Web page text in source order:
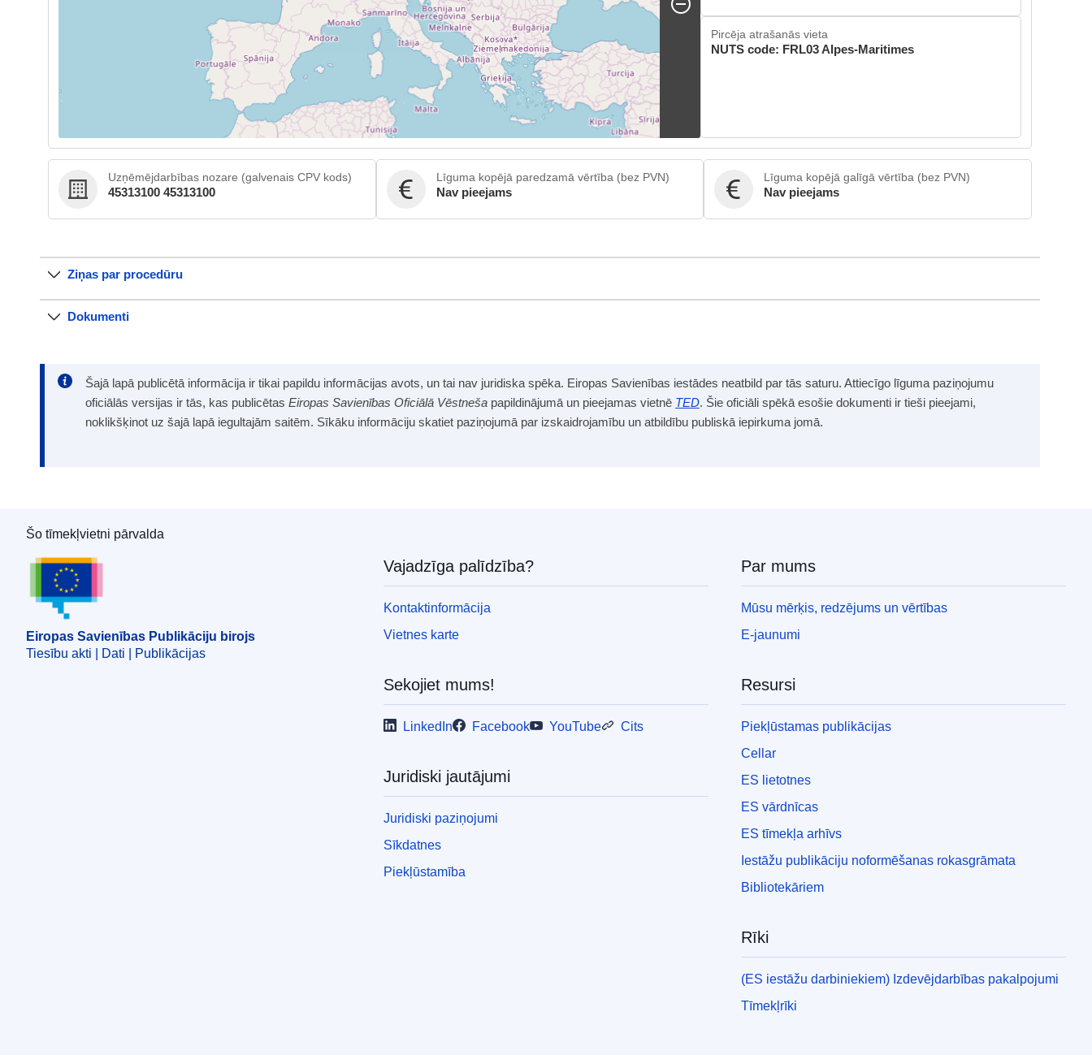
Pircēja atrašanās vieta
NUTS code: FRL03 Alpes-Maritimes
Uzņēmējdarbības nozare (galvenais CPV kods)
45313100 45313100
Līguma kopējā paredzamā vērtība (bez PVN)
Nav pieejams
Līguma kopējā galīgā vērtība (bez PVN)
Nav pieejams
Ziņas par procedūru
Dokumenti
Šajā lapā publicētā informācija ir tikai papildu informācijas avots, un tai nav juridiska spēka. Eiropas Savienības iestādes neatbild par tās saturu. Attiecīgo līguma paziņojumu
oficiālās versijas ir tās, kas publicētas Eiropas Savienības Oficiālā Vēstneša papildinājumā un pieejamas vietnē TED. Šie oficiāli spēkā esošie dokumenti ir tieši pieejami,
noklikšķinot uz šajā lapā iegultajām saitēm. Sīkāku informāciju skatiet paziņojumā par izskaidrojamību un atbildību publiskā iepirkuma jomā.
Eiropas Savienības Publikāciju birojs
Šo tīmekļvietni pārvalda
Eiropas Savienības Publikāciju birojs
Tiesību akti | Dati | Publikācijas
Vajadzīga palīdzība?
Kontaktinformācija
Vietnes karte
Sekojiet mums!
LinkedIn Facebook YouTube Cits
Juridiski jautājumi
Juridiski paziņojumi
Sīkdatnes
Piekļūstamība
Par mums
Mūsu mērķis, redzējums un vērtības
E-jaunumi
Resursi
Piekļūstamas publikācijas
Cellar
ES lietotnes
ES vārdnīcas
ES tīmekļa arhīvs
Iestāžu publikāciju noformēšanas rokasgrāmata
Bibliotekāriem
Rīki
(ES iestāžu darbiniekiem) Izdevējdarbības pakalpojumi
Tīmekļrīki